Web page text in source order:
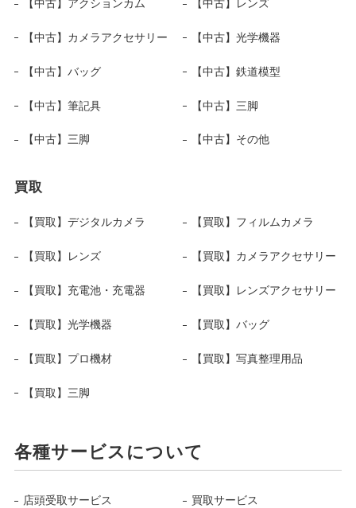
【中古】アクションカム 【中古】レンズ
【中古】カメラアクセサリー 【中古】光学機器
【中古】バッグ 【中古】鉄道模型
【中古】筆記具 【中古】三脚
【中古】三脚 【中古】その他
買取
【買取】デジタルカメラ 【買取】フィルムカメラ
【買取】レンズ 【買取】カメラアクセサリー
【買取】充電池・充電器 【買取】レンズアクセサリー
【買取】光学機器 【買取】バッグ
【買取】プロ機材 【買取】写真整理用品
【買取】三脚
各種サービスについて
店頭受取サービス 買取サービス